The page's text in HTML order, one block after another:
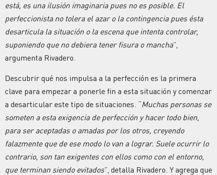
está, es una ilusión imaginaria pues no es posible. El
perfeccionista no tolera el azar o la contingencia pues ésta
desarticula la situación o la escena que intenta controlar,
suponiendo que no debiera tener fisura o mancha”,
argumenta Rivadero.
Descubrir qué nos impulsa a la perfección es la primera
clave para empezar a ponerle fin a esta situación y comenzar
a desarticular este tipo de situaciones. “Muchas personas se
someten a esta exigencia de perfección y hacer todo bien,
para ser aceptadas o amadas por los otros, creyendo
falazmente que de ese modo lo van a lograr. Suele ocurrir lo
contrario, son tan exigentes con ellos como con el entorno,
que terminan siendo evitados”, detalla Rivadero. Y agrega que